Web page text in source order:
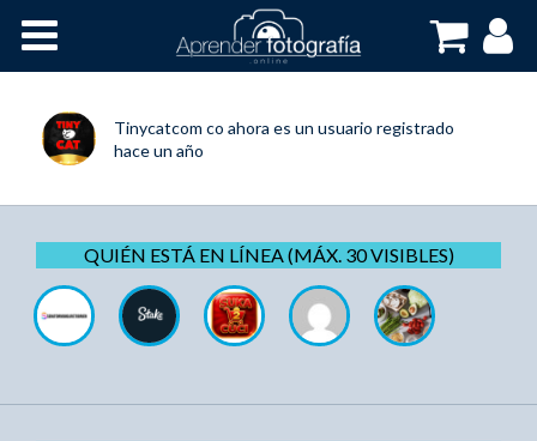
Cursos OnLine
Tinycatcom co ahora es un usuario registrado
hace un año
QUIÉN ESTÁ EN LÍNEA (MÁX. 30 VISIBLES)